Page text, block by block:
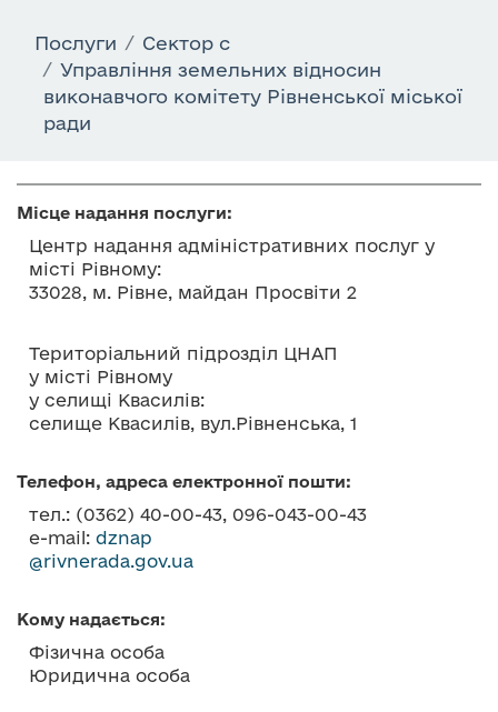
в
м
Послуги
Сектор c
Управління земельних відносин
виконавчого комітету Рівненської міської
ради
Місце надання послуги:
Центр надання адміністративних послуг у
місті Рівному:
33028, м. Рівне, майдан Просвіти 2
Територіальний підрозділ ЦНАП
у місті Рівному
у селищі Квасилів:
селище Квасилів, вул.Рівненська, 1
Телефон, адреса електронної пошти:
тел.: (0362) 40-00-43, 096-043-00-43
e-mail: dznap
@rivnerada.gov.ua
Кому надається:
Фізична особа
Юридична особа